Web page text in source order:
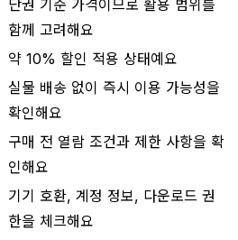
단권 기준 가격이므로 활용 범위를
함께 고려해요
약 10% 할인 적용 상태예요
실물 배송 없이 즉시 이용 가능성을
확인해요
구매 전 열람 조건과 제한 사항을 확
인해요
기기 호환, 계정 정보, 다운로드 권
한을 체크해요